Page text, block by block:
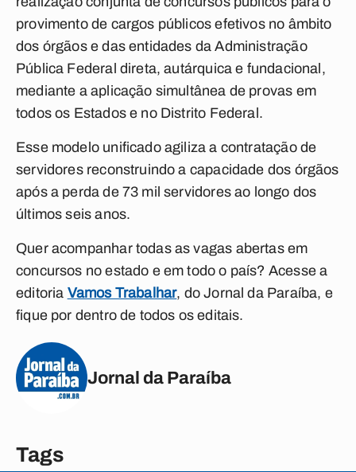
provimento de cargos públicos efetivos no âmbito
dos órgãos e das entidades da Administração
Pública Federal direta, autárquica e fundacional,
mediante a aplicação simultânea de provas em
todos os Estados e no Distrito Federal.
Esse modelo unificado agiliza a contratação de
servidores reconstruindo a capacidade dos órgãos
após a perda de 73 mil servidores ao longo dos
últimos seis anos.
Quer acompanhar todas as vagas abertas em
concursos no estado e em todo o país? Acesse a
editoria Vamos Trabalhar, do Jornal da Paraíba, e
fique por dentro de todos os editais.
Jornal da Paraíba
Tags